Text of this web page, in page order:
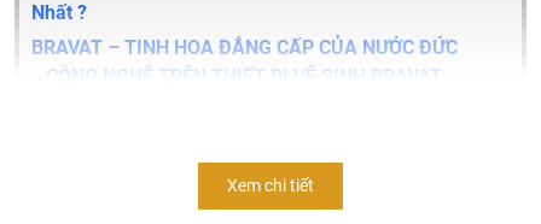
Nhất ?
BRAVAT – TINH HOA ĐẲNG CẤP CỦA NƯỚC ĐỨC
CÔNG NGHỆ TRÊN THIẾT BỊ VỆ SINH BRAVAT
Xem chi tiết